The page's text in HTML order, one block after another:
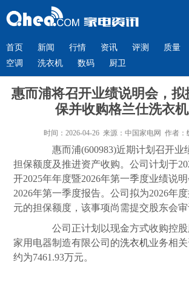
首页 新闻 行情 资讯 评测 质量
空调
洗衣机 数码 厨卫
惠而浦将召开业绩说明会，拟
保并收购格兰仕洗衣
时间：2026-04-26 来源：中国家电网 作者：
惠而浦(600983)近期计划召开业
担保额度及推进资产收购。公司计划于
开2025年年度暨2026年第一季度业绩说
2026年第一季度报告。公司拟为2026年
元的担保额度，该事项尚需提交股东会审
公司正计划以现金方式收购控股
家用电器制造有限公司的洗衣机业务相
约为7461.93万元。